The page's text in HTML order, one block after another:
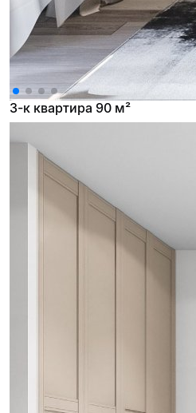
3-к квартира 90 м²